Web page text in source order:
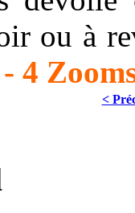
ou à
- 4
<